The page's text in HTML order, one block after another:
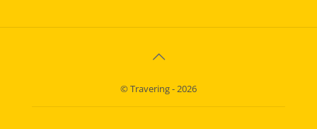
© Travering - 2026